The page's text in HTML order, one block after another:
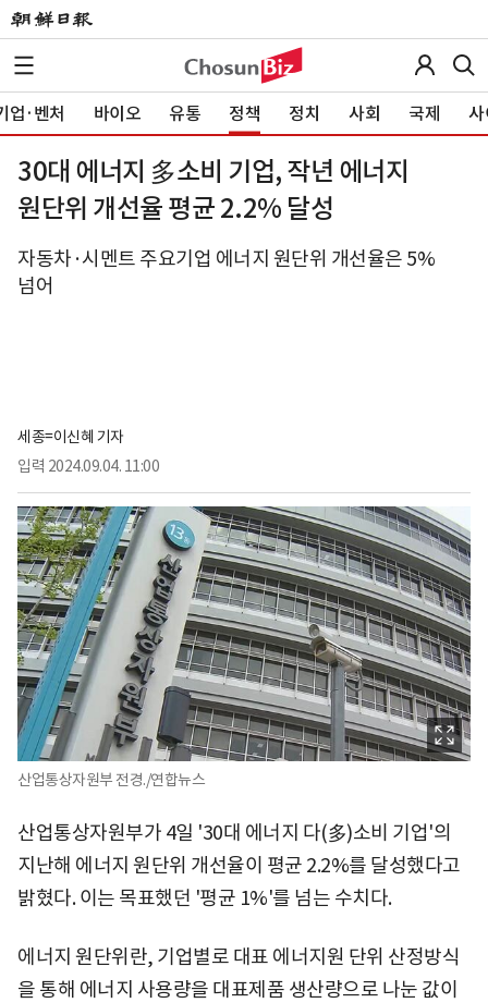
업·벤처 바이오 유통 정책 정치 사회 국제 사
30대 에너지 多소비 기업, 작년 에너지
원단위 개선율 평균 2.2% 달성
자동차·시멘트 주요기업 에너지 원단위 개선율은 5%
넘어
세종=이신혜 기자
입력 2024.09.04. 11:00
산업통상자원부 전경./연합뉴스
산업통상자원부가 4일 '30대 에너지 다(多)소비 기업'의
지난해 에너지 원단위 개선율이 평균 2.2%를 달성했다고
밝혔다. 이는 목표했던 '평균 1%'를 넘는 수치다.
에너지 원단위란, 기업별로 대표 에너지원 단위 산정방식
을 통해 에너지 사용량을 대표제품 생산량으로 나눈 값이